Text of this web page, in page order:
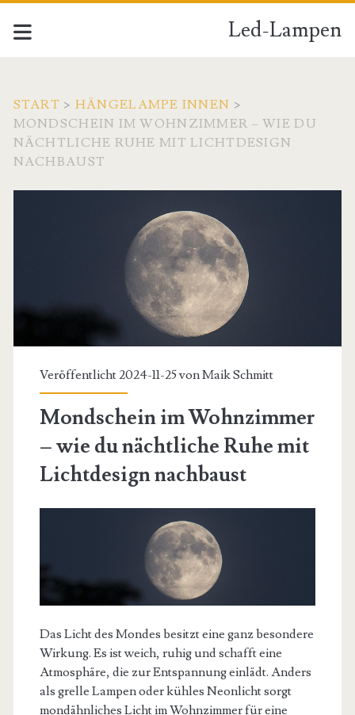
Led-Lampen
START > HÄNGELAMPE INNEN >
MONDSCHEIN IM WOHNZIMMER – WIE DU
NÄCHTLICHE RUHE MIT LICHTDESIGN
NACHBAUST
Veröffentlicht 2024-11-25 vonMaik Schmitt
Mondschein im Wohnzimmer
– wie du nächtliche Ruhe mit
Lichtdesign nachbaust
Das Licht des Mondes besitzt eine ganz besondere
Wirkung. Es ist weich, ruhig und schafft eine
Atmosphäre, die zur Entspannung einlädt. Anders
als grelle Lampen oder kühles Neonlicht sorgt
mondähnliches Licht im Wohnzimmer für eine